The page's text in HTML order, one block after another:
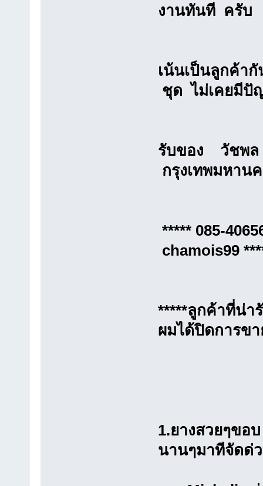
งานทันที ครับ
เน้นเป็นลูกค้า
ชุด ไม่เคยมีปั
รับของ วัชพ
กรุงเทพมห
***** 085-
chamois99
*****ลูกค้าที่น่า
ผมได้ปิดการข
1.ยางสวยๆขอ
นานๆมาทีจัดด่